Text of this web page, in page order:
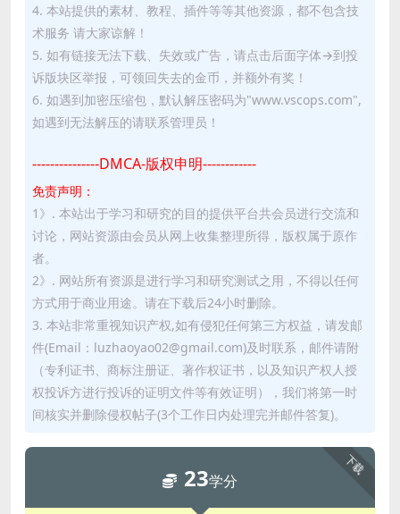
4. 本站提供的素材、教程、插件等等其他资源，都不包含技
术服务 请大家谅解！
5. 如有链接无法下载、失效或广告，请点击后面字体→到投
诉版块区举报，可领回失去的金币，并额外有奖！
6. 如遇到加密压缩包，默认解压密码为"www.vscops.com",
如遇到无法解压的请联系管理员！
---------------DMCA-版权申明------------
免责声明：
1》. 本站出于学习和研究的目的提供平台共会员进行交流和
讨论，网站资源由会员从网上收集整理所得，版权属于原作
者。
2》. 网站所有资源是进行学习和研究测试之用，不得以任何
方式用于商业用途。请在下载后24小时删除。
3. 本站非常重视知识产权,如有侵犯任何第三方权益，请发邮
件(Email：luzhaoyao02@gmail.com)及时联系，邮件请附
（专利证书、商标注册证、著作权证书，以及知识产权人授
权投诉方进行投诉的证明文件等有效证明），我们将第一时
间核实并删除侵权帖子(3个工作日内处理完并邮件答复)。
下载
23学分